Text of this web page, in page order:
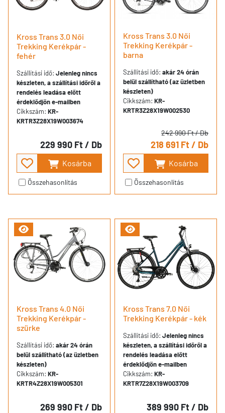
Kross Trans 3.0 Női
Trekking Kerékpár -
fehér
Szállítási idő: Jelenleg nincs
készleten, a szállítási időről a
rendelés leadása előtt
érdeklődjön e-mailben
Cikkszám: KR-
KRTR3Z28X19W003674
229 990 Ft/ Db
Kosárba
Összehasonlítás
Kross Trans 3.0 Női
Trekking Kerékpár -
barna
Szállítási idő: akár 24 órán
belül szállítható (az üzletben
készleten)
Cikkszám: KR-
KRTR3Z28X19W002530
242 990 Ft/ Db
218 691 Ft/ Db
Kosárba
Összehasonlítás
Kross Trans 4.0 Női
Trekking Kerékpár -
szürke
Szállítási idő: akár 24 órán
belül szállítható (az üzletben
készleten)
Cikkszám: KR-
KRTR4Z28X19W005301
269 990 Ft/ Db
Kross Trans 7.0 Női
Trekking Kerékpár - kék
Szállítási idő: Jelenleg nincs
készleten, a szállítási időről a
rendelés leadása előtt
érdeklődjön e-mailben
Cikkszám: KR-
KRTR7Z28X19W003709
389 990 Ft/ Db